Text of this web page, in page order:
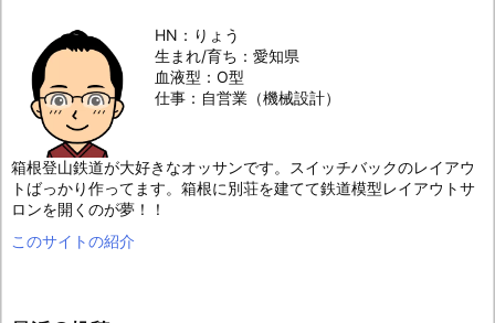
HN：りょう
生まれ/育ち：愛知県
血液型：O型
仕事：自営業（機械設計）
箱根登山鉄道が大好きなオッサンです。スイッチバックのレイアウ
トばっかり作ってます。箱根に別荘を建てて鉄道模型レイアウトサ
ロンを開くのが夢！！
このサイトの紹介